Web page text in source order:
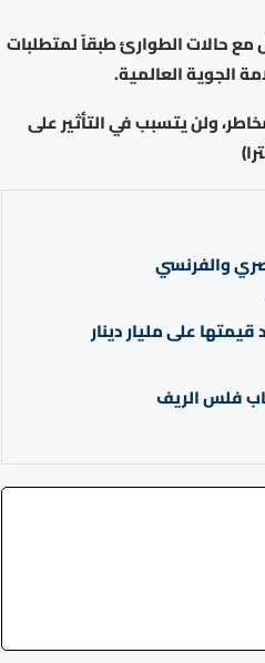
حالات الطوارئ طبقاً لمتطلبات
الجوية العالمية.
ولن يتسبب في التأثير على
والفرنسي
فلس الريف